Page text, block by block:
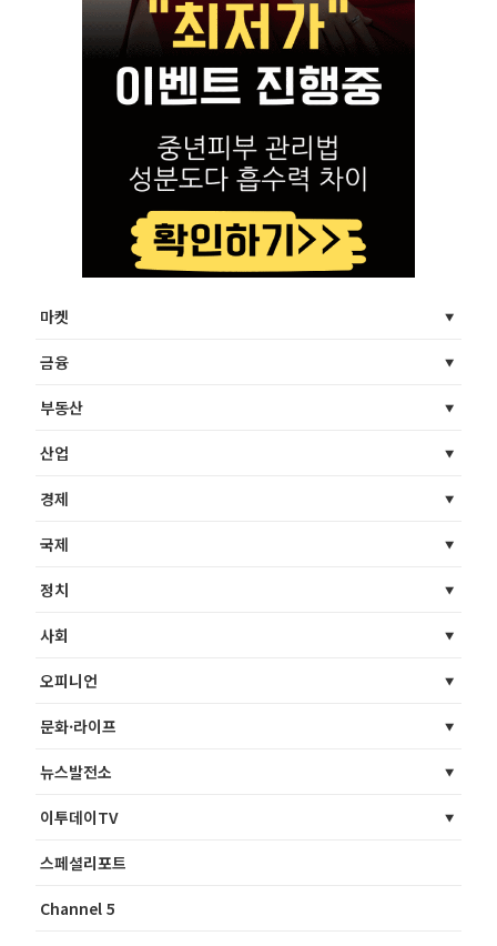
마켓
금융
부동산
산업
경제
국제
정치
사회
오피니언
문화·라이프
뉴스발전소
이투데이TV
스페셜리포트
Channel 5